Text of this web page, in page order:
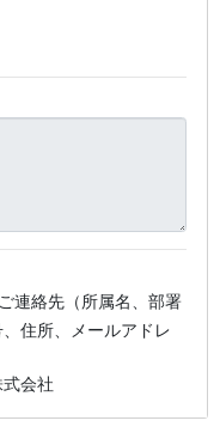
連絡先（所属名、部署
住所、メールアドレ
会社